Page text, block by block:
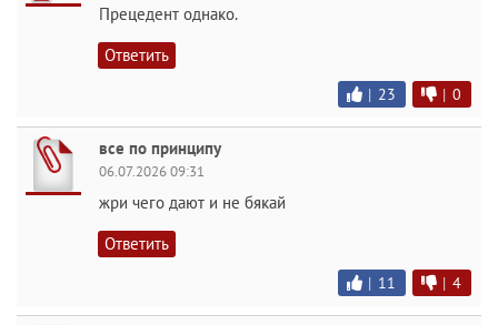
Прецедент однако.
Ответить
| 23 | 0
все по принципу
06.07.2026 09:31
жри чего дают и не бякай
Ответить
| 11 | 4